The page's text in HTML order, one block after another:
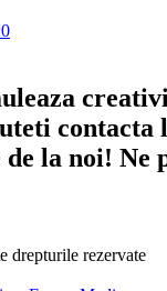
contacta
la noi! Ne
drepturile rezervate